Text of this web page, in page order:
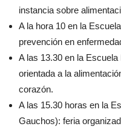
instancia sobre
A la hora 10 en la
prevención en
A las 13.30 en la
orientada a la
corazón.
A las 15.30 horas en la
Gauchos): feria